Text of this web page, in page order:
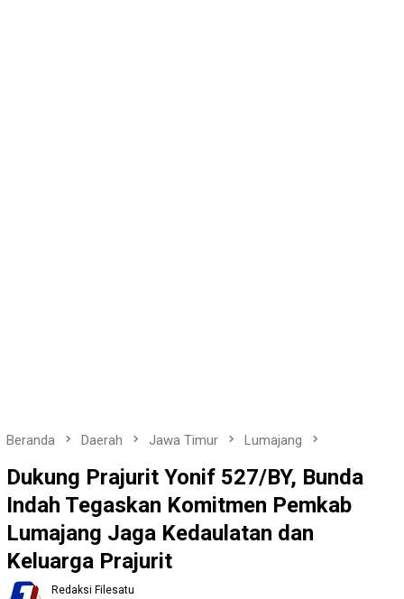
Beranda Daerah Jawa Timur Lumajang
Dukung Prajurit Yonif 527/BY, Bunda
Indah Tegaskan Komitmen Pemkab
Lumajang Jaga Kedaulatan dan
Keluarga Prajurit
Redaksi Filesatu